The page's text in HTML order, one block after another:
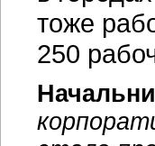
тоже
250